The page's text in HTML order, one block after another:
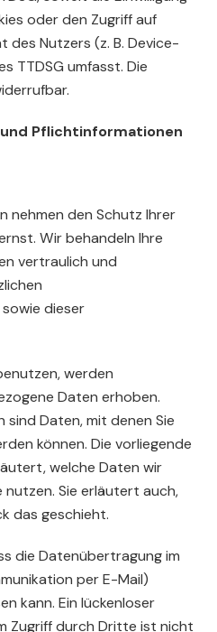
oder den Zugriff auf
des Nutzers (z. B. Device-
TTDSG umfasst. Die
und Pflicht­informationen
nehmen den Schutz Ihrer
Wir behandeln Ihre
vertraulich und
dieser
werden
Daten erhoben.
Daten, mit denen Sie
können. Die vorliegende
welche Daten wir
Sie erläutert auch,
das geschieht.
die Datenübertragung im
per E-Mail)
kann. Ein lückenloser
Zugriff durch Dritte ist nicht